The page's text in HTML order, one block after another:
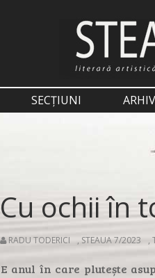
SECȚIUNI
Cu ochii în
RADU TODERICI ,STEAUA 7/2023 ,
E anul în care plutește